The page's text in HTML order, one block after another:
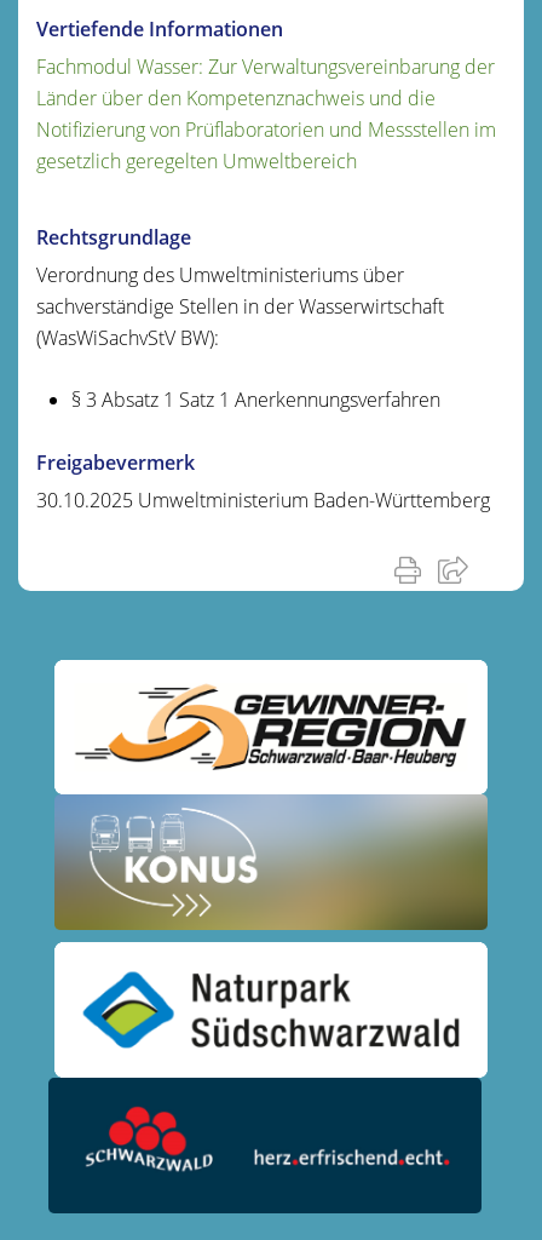
Vertiefende Informationen
Fachmodul Wasser: Zur Verwaltungsvereinbarung der
Länder über den Kompetenznachweis und die
Notifizierung von Prüflaboratorien und Messstellen im
gesetzlich geregelten Umweltbereich
Rechtsgrundlage
Verordnung des Umweltministeriums über
sachverständige Stellen in der Wasserwirtschaft
(WasWiSachvStV BW):
§ 3 Absatz 1 Satz 1 Anerkennungsverfahren
Freigabevermerk
30.10.2025 Umweltministerium Baden-Württemberg